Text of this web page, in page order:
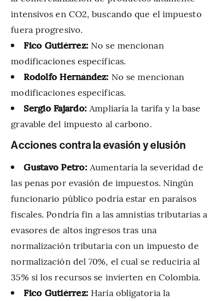
intensivos en CO2, buscando que el impuesto
fuera progresivo.
Fico Gutiérrez: No se mencionan
modificaciones específicas.
Rodolfo Hernández: No se mencionan
modificaciones específicas.
Sergio Fajardo: Ampliaría la tarifa y la base
gravable del impuesto al carbono.
Acciones contra la evasión y elusión
Gustavo Petro: Aumentaría la severidad de
las penas por evasión de impuestos. Ningún
funcionario público podría estar en paraísos
fiscales. Pondría fin a las amnistías tributarias a
evasores de altos ingresos tras una
normalización tributaria con un impuesto de
normalización del 70%, el cual se reduciría al
35% si los recursos se invierten en Colombia.
Fico Gutiérrez: Haría obligatoria la